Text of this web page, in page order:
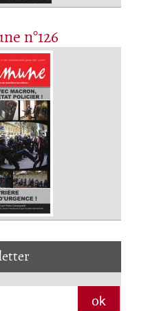
n°126